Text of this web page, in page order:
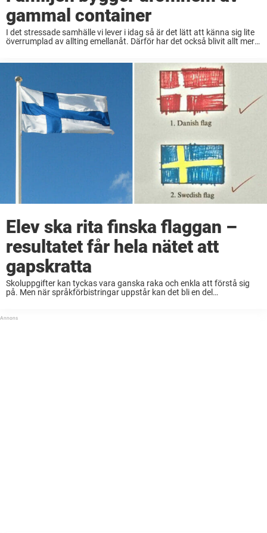
gammal container
I det stressade samhälle vi lever i idag så är det lätt att känna sig lite
överrumplad av allting emellanåt. Därför har det också blivit allt mer
Elev ska rita finska flaggan –
resultatet får hela nätet att
gapskratta
Skoluppgifter kan tyckas vara ganska raka och enkla att förstå sig
på. Men när språkförbistringar uppstår kan det bli en del